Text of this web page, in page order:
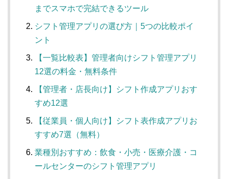
までスマホで完結できるツール
シフト管理アプリの選び方｜5つの比較ポイ
ント
【一覧比較表】管理者向けシフト管理アプリ
12選の料金・無料条件
【管理者・店長向け】シフト作成アプリおす
すめ12選
【従業員・個人向け】シフト表作成アプリお
すすめ7選（無料）
業種別おすすめ：飲食・小売・医療介護・コ
ールセンターのシフト管理アプリ